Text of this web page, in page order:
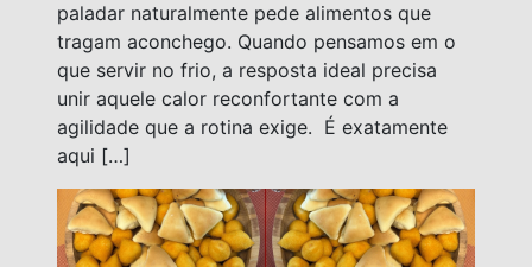
paladar naturalmente pede alimentos que
tragam aconchego. Quando pensamos em o
que servir no frio, a resposta ideal precisa
unir aquele calor reconfortante com a
agilidade que a rotina exige. É exatamente
aqui […]